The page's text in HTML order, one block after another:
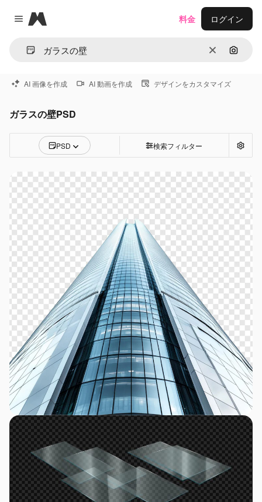
Close menu
Magnific
消去 画像で
料金 ログイン
AI 画像を作成 AI 動画を作成 デザインをカスタマイズ
ガラスの壁PSD
PSD 検索フィルター